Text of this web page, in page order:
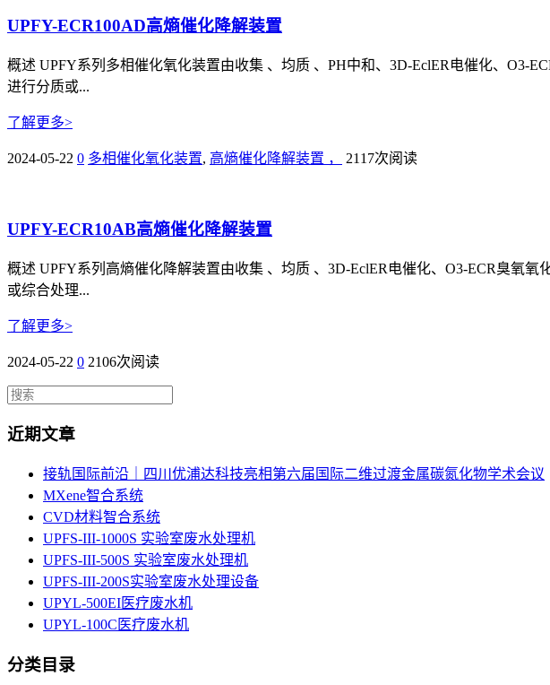
UPFY-ECR100AD高熵催化降解装置
概述 UPFY系列多相催化氧化装置由收集 、均质 、PH中和、3D-EclER电催化、O3-
进行分质或...
了解更多>
2024-05-22 0 多相催化氧化装置, 高熵催化降解装置 ， 2117次阅读
UPFY-ECR10AB高熵催化降解装置
概述 UPFY系列高熵催化降解装置由收集 、均质 、3D-EclER电催化、O3-ECR臭氧
或综合处理...
了解更多>
2024-05-22 0 2106次阅读
近期文章
接轨国际前沿｜四川优浦达科技亮相第六届国际二维过渡金属碳氮化物学术会议
MXene智合系统
CVD材料智合系统
UPFS-III-1000S 实验室废水处理机
UPFS-III-500S 实验室废水处理机
UPFS-III-200S实验室废水处理设备
UPYL-500EI医疗废水机
UPYL-100C医疗废水机
分类目录